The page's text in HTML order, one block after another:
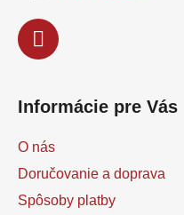
Informácie pre Vás
O nás
Doručovanie a doprava
Spôsoby platby